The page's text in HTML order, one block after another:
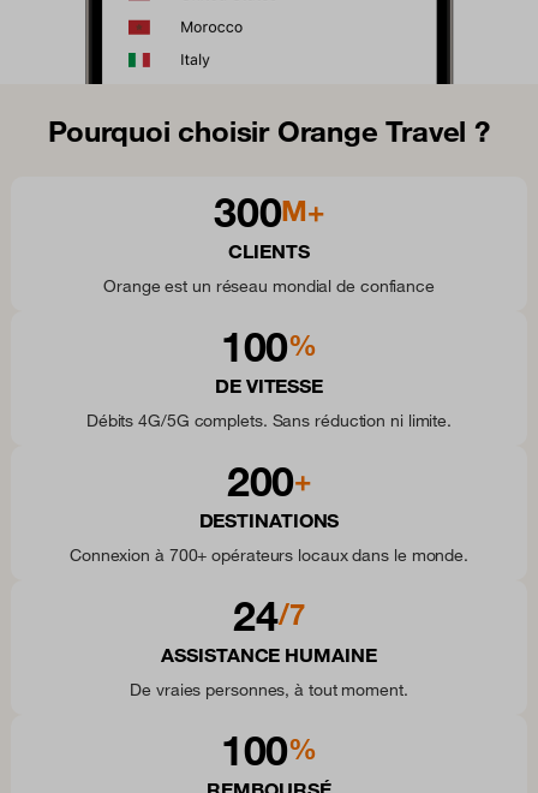
Pourquoi choisir Orange Travel ?
300M+
CLIENTS
Orange est un réseau mondial de confiance
100%
DE VITESSE
Débits 4G/5G complets. Sans réduction ni limite.
200+
DESTINATIONS
Connexion à 700+ opérateurs locaux dans le monde.
24/7
ASSISTANCE HUMAINE
De vraies personnes, à tout moment.
100%